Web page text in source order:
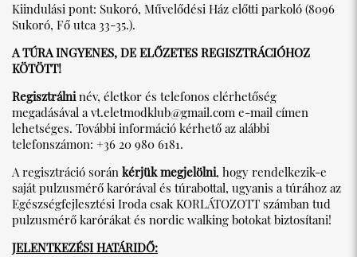
Kiindulási pont: Sukoró, Művelődési Ház előtti parkoló (8096
Sukoró, Fő utca 33-35.).
A TÚRA INGYENES, DE ELŐZETES REGISZTRÁCIÓHOZ
KÖTÖTT!
Regisztrálninév, életkor és telefonos elérhetőség
megadásával avt.eletmodklub@gmail.com e-mail címen
lehetséges. További információ kérhető az alábbi
telefonszámon: +36 20 980 6181.
A regisztráció során kérjük megjelölni, hogy rendelkezik-e
saját pulzusmérő karórával és túrabottal, ugyanis a túrához az
Egészségfejlesztési Iroda csak KORLÁTOZOTT számban tud
pulzusmérő karórákat és nordic walking botokat biztosítani!
JELENTKEZÉSI HATÁRIDŐ: